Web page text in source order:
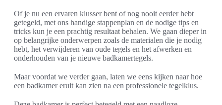
Of je nu een ervaren klusser bent of nog nooit eerder hebt
getegeld, met ons handige stappenplan en de nodige tips en
tricks kun je een prachtig resultaat behalen. We gaan dieper in
op belangrijke onderwerpen zoals de materialen die je nodig
hebt, het verwijderen van oude tegels en het afwerken en
onderhouden van je nieuwe badkamertegels.
Maar voordat we verder gaan, laten we eens kijken naar hoe
een badkamer eruit kan zien na een professionele tegelklus.